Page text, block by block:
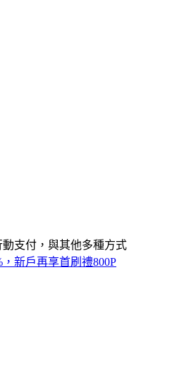
支付，與其他多種方式
，新戶再享首刷禮800P